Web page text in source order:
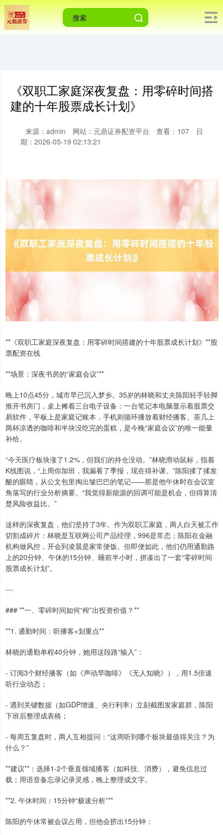
《双职工家庭深夜复盘：用零碎时间搭
建的十年股票成长计划》
来源：admin 网站：元鼎证券配资平台 查看：107
日
期：2026-05-19 02:13:21
**《双职工家庭深夜复盘：用零碎时间搭建的十年股票成长计划》**股
票配资在线
**场景：深夜书房的“家庭会议”**
晚上10点45分，城市早已沉入梦乡。35岁的林晓和丈夫陈阳轻手轻脚
推开书房门，桌上摊着三台电子设备：一台笔记本电脑显示着股票交
易软件，平板上是家庭记账本，手机则循环播放着财经播客。茶几上
两杯凉透的咖啡和半块没吃完的蛋糕，是今晚“家庭会议”的唯一能量
补给。
“今天医疗板块涨了1.2%，但我们的持仓没动。”林晓滑动鼠标，指着
K线图说，“上周你加班，我漏看了季报，现在得补课。”陈阳揉了揉发
酸的眼睛，从公文包里掏出皱巴巴的笔记——那是他午休时在会议室
角落写的行业分析摘要。“我觉得新能源的回调可能是机会，但得算清
楚风险收益比。”
这样的深夜复盘，他们坚持了3年。作为双职工家庭，两人白天被工作
切割成碎片：林晓是互联网公司产品经理，996是常态；陈阳在金融
机构做风控，开会到凌晨是家常便饭。但即便如此，他们仍用通勤路
上的20分钟、午休的15分钟、睡前半小时，拼凑出了一套“零碎时间
股票成长计划”。
---
### **一、零碎时间如何“榨”出投资价值？**
**1. 通勤时间：听播客+划重点**
林晓的通勤单程40分钟，她用这段路“输入”：
- 订阅3个财经播客（如《声动早咖啡》《无人知晓》），用1.5倍速
听行业动态；
- 遇到关键数据（如GDP增速、央行利率）立刻截图发家庭群，陈阳
下班后整理成表格；
- 每周五复盘时，两人互相提问：“这周听到哪个板块最值得关注？为
什么？”
**建议**：选择1-2个垂直领域播客（如科技、消费），避免信息过
载；用语音备忘录记录灵感，晚上整理成文字。
**2. 午休时间：15分钟“极速分析”**
陈阳的午休常被会议占用，但他会挤出15分钟：